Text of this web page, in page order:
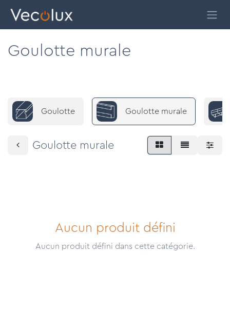
Goulotte murale
Goulotte Goulotte murale
Goulotte murale
Aucun produit défini
Aucun produit défini dans cette catégorie.